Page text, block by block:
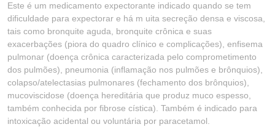
Este é um medicamento expectorante indicado quando se tem
dificuldade para expectorar e há m uita secreção densa e viscosa,
tais como bronquite aguda, bronquite crônica e suas
exacerbações (piora do quadro clínico e complicações), enfisema
pulmonar (doença crônica caracterizada pelo comprometimento
dos pulmões), pneumonia (inflamação nos pulmões e brônquios),
colapso/atelectasias pulmonares (fechamento dos brônquios),
mucoviscidose (doença hereditária que produz muco espesso,
também conhecida por fibrose cística). Também é indicado para
intoxicação acidental ou voluntária por paracetamol.